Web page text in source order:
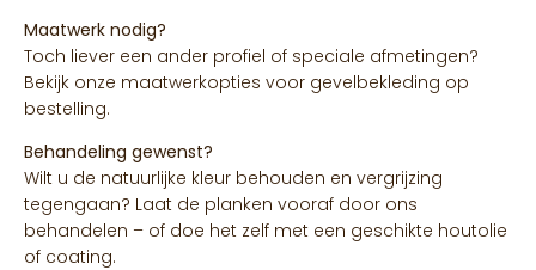
Maatwerk nodig?
Toch liever een ander profiel of speciale afmetingen?
Bekijk onze maatwerkopties voor gevelbekleding op
bestelling.
Behandeling gewenst?
Wilt u de natuurlijke kleur behouden en vergrijzing
tegengaan? Laat de planken vooraf door ons
behandelen – of doe het zelf met een geschikte houtolie
of coating.